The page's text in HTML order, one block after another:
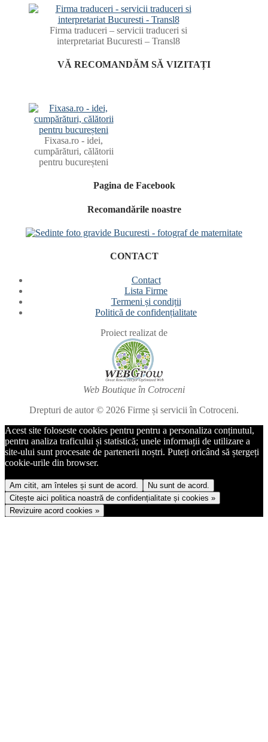
Firma traduceri – servicii traduceri si
interpretariat Bucuresti – Transl8
VĂ RECOMANDĂM SĂ VIZITAȚI
Fixasa.ro - idei,
cumpărături, călătorii
pentru bucureșteni
Pagina de Facebook
Recomandările noastre
CONTACT
Contact
Lista Firme
Termeni și condiții
Politică de confidențialitate
Proiect realizat de
Web Boutique în Cotroceni
Drepturi de autor © 2026 Firme și servicii în Cotroceni.
Acest site foloseste cookies pentru pentru a personaliza conținutul,
pentru analiza traficului și statistică; unele informații de utilizare a
site-ului sunt procesate de partenerii noștri. Puteți oricând să ștergeți
cookie-urile din browser.
Am citit, am înteles și sunt de acord.
Nu sunt de acord.
Citește aici politica noastră de confidențialitate și cookies »
Revizuire acord cookies »